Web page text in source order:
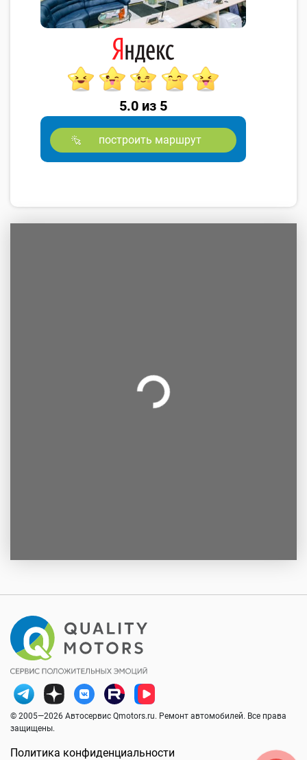
5.0 из 5
построить маршрут
© 2005—2026 Автосервис Qmotors.ru. Ремонт автомобилей. Все права
защищены.
Политика конфиденциальности